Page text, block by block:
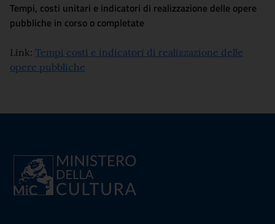
Tempi, costi unitari e indicatori di realizzazione delle opere
pubbliche in corso o completate
Link: Tempi costi e indicatori di realizzazione delle
opere pubbliche